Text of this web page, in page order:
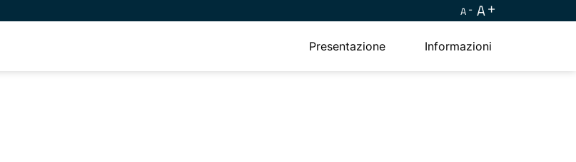
A A
Presentazione Informazioni